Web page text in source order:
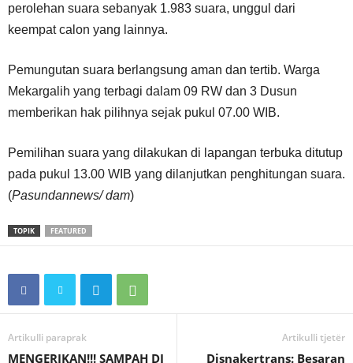
perolehan suara sebanyak 1.983 suara, unggul dari
keempat calon yang lainnya.
Pemungutan suara berlangsung aman dan tertib. Warga
Mekargalih yang terbagi dalam 09 RW dan 3 Dusun
memberikan hak pilihnya sejak pukul 07.00 WIB.
Pemilihan suara yang dilakukan di lapangan terbuka ditutup
pada pukul 13.00 WIB yang dilanjutkan penghitungan suara.
(Pasundannews/ dam)
TOPIK FEATURED
Artikulli paraprak
MENGERIKAN!!! SAMPAH DI
Artikulli tjetër
Disnakertrans: Besaran